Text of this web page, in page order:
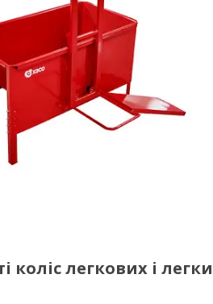
коліс легкових і